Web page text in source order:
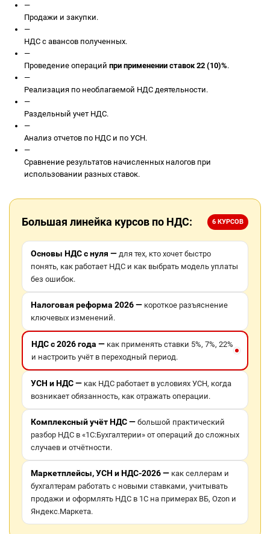
—
Продажи и закупки.
—
НДС с авансов полученных.
—
Проведение операций при применении ставок 22 (10)%.
—
Реализация по необлагаемой НДС деятельности.
—
Раздельный учет НДС.
—
Анализ отчетов по НДС и по УСН.
—
Сравнение результатов начисленных налогов при
использовании разных ставок.
Большая линейка курсов по НДС: 6 КУРСОВ
Основы НДС с нуля — для тех, кто хочет быстро
понять, как работает НДС и как выбрать модель уплаты
без ошибок.
Налоговая реформа 2026 — короткое разъяснение
ключевых изменений.
НДС с 2026 года — как применять ставки 5%, 7%, 22%
и настроить учёт в переходный период.
УСН и НДС — как НДС работает в условиях УСН, когда
возникает обязанность, как отражать операции.
Комплексный учёт НДС — большой практический
разбор НДС в «1С:Бухгалтерии» от операций до сложных
случаев и отчётности.
Маркетплейсы, УСН и НДС-2026 — как селлерам и
бухгалтерам работать с новыми ставками, учитывать
продажи и оформлять НДС в 1С на примерах ВБ, Ozon и
Яндекс.Маркета.